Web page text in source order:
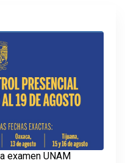
examen UNAM